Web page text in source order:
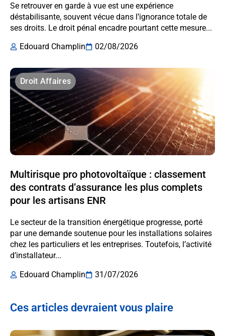
Se retrouver en garde à vue est une expérience
déstabilisante, souvent vécue dans l’ignorance totale de
ses droits. Le droit pénal encadre pourtant cette mesure...
Edouard Champlin
02/08/2026
Droit Affaires
Multirisque pro photovoltaïque : classement
des contrats d’assurance les plus complets
pour les artisans ENR
Le secteur de la transition énergétique progresse, porté
par une demande soutenue pour les installations solaires
chez les particuliers et les entreprises. Toutefois, l’activité
d’installateur...
Edouard Champlin
31/07/2026
Ces articles devraient vous plaire